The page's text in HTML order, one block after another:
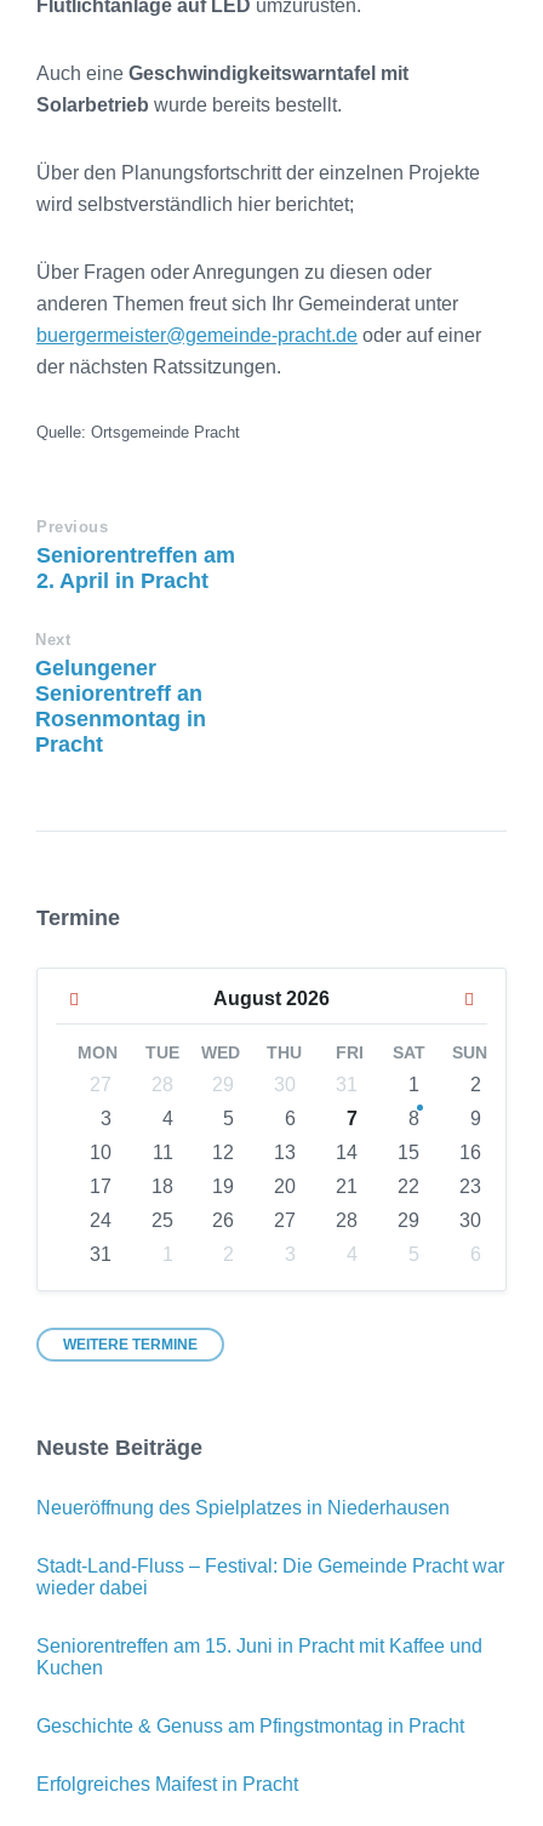
Flutlichtanlage auf LED umzurüsten.
Auch eine Geschwindigkeitswarntafel mit
Solarbetrieb wurde bereits bestellt.
Über den Planungsfortschritt der einzelnen Projekte
wird selbstverständlich hier berichtet;
Über Fragen oder Anregungen zu diesen oder
anderen Themen freut sich Ihr Gemeinderat unter
buergermeister@gemeinde-pracht.de oder auf einer
der nächsten Ratssitzungen.
Quelle: Ortsgemeinde Pracht
Previous
Seniorentreffen am
2. April in Pracht
Next
Gelungener
Seniorentreff an
Rosenmontag in
Pracht
Termine
August 2026
MON TUE WED THU FRI SAT SUN
Skip27 28 29 30 31 1
2
3
4 5 6 7 8
9
10
11 12 13 14 15
16
17
18 19 20 21 22
23
24
25 26 27 28 29
30
31
1 2 3 4 5
6
calendar
days
WEITERE TERMINE
Neuste Beiträge
Neueröffnung des Spielplatzes in Niederhausen
Stadt-Land-Fluss – Festival: Die Gemeinde Pracht war
wieder dabei
Seniorentreffen am 15. Juni in Pracht mit Kaffee und
Kuchen
Geschichte & Genuss am Pfingstmontag in Pracht
Erfolgreiches Maifest in Pracht